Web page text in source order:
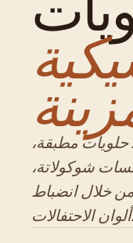
حلويات مطبقة،
شوكولاتة،
خلال انضباط